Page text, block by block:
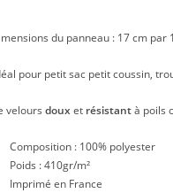
du panneau : 17 cm par
pour petit sac petit coussin,
velours douxet résistantà poils
Composition : 100% polyester
Poids : 410gr/m²
Imprimé en France